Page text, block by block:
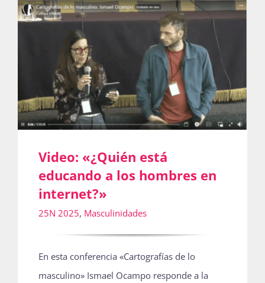
Video: «¿Quién está
educando a los hombres en
internet?»
25N 2025, Masculinidades
En esta conferencia «Cartografías de lo
masculino» Ismael Ocampo responde a la